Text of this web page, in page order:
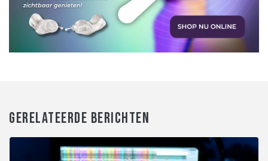
GERELATEERDE BERICHTEN